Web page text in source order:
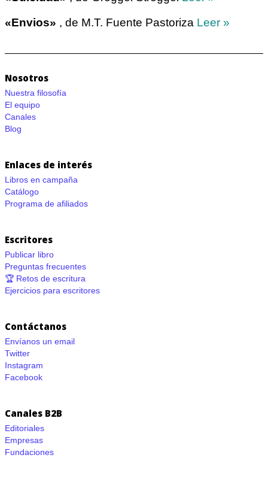
«Envios» , de M.T. Fuente Pastoriza Leer »
Nosotros
Nuestra filosofía
El equipo
Canales
Blog
Enlaces de interés
Libros en campaña
Catálogo
Programa de afiliados
Escritores
Publicar libro
Preguntas frecuentes
🏆 Retos de escritura
Ejercicios para escritores
Contáctanos
Envíanos un email
Twitter
Instagram
Facebook
Canales B2B
Editoriales
Empresas
Fundaciones